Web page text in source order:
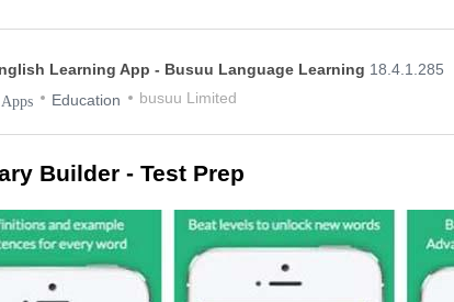
Learning App - Busuu Language Learning 18.4.1.285
Apps Education busuu Limited
Builder - Test Prep